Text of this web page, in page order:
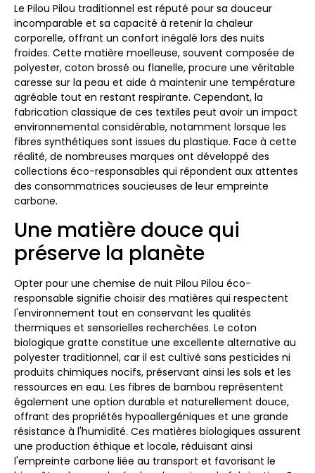
Le Pilou Pilou traditionnel est réputé pour sa douceur
incomparable et sa capacité à retenir la chaleur
corporelle, offrant un confort inégalé lors des nuits
froides. Cette matière moelleuse, souvent composée de
polyester, coton brossé ou flanelle, procure une véritable
caresse sur la peau et aide à maintenir une température
agréable tout en restant respirante. Cependant, la
fabrication classique de ces textiles peut avoir un impact
environnemental considérable, notamment lorsque les
fibres synthétiques sont issues du plastique. Face à cette
réalité, de nombreuses marques ont développé des
collections éco-responsables qui répondent aux attentes
des consommatrices soucieuses de leur empreinte
carbone.
Une matière douce qui
préserve la planète
Opter pour une chemise de nuit Pilou Pilou éco-
responsable signifie choisir des matières qui respectent
l'environnement tout en conservant les qualités
thermiques et sensorielles recherchées. Le coton
biologique gratte constitue une excellente alternative au
polyester traditionnel, car il est cultivé sans pesticides ni
produits chimiques nocifs, préservant ainsi les sols et les
ressources en eau. Les fibres de bambou représentent
également une option durable et naturellement douce,
offrant des propriétés hypoallergéniques et une grande
résistance à l'humidité. Ces matières biologiques assurent
une production éthique et locale, réduisant ainsi
l'empreinte carbone liée au transport et favorisant le